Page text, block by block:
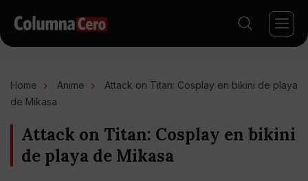
Home Anime
Attack on Titan: Cosplay en bikini de playa
de Mikasa
Attack on Titan: Cosplay en bikini
de playa de Mikasa